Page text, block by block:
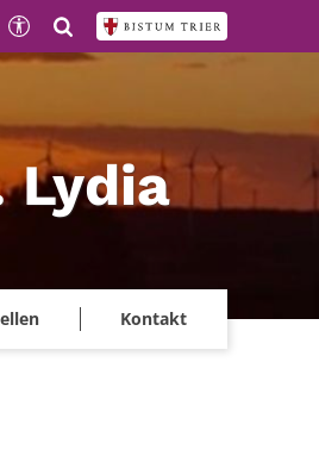
Lydia
Kontakt